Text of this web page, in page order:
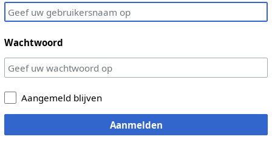
Wachtwoord
Aangemeld blijven
Aanmelden